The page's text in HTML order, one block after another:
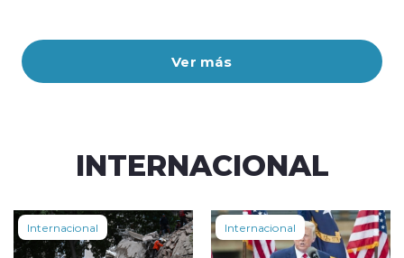
Ver más
INTERNACIONAL
Internacional Internacional